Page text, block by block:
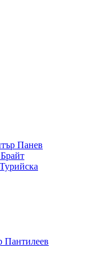
Панев
Пантилеев